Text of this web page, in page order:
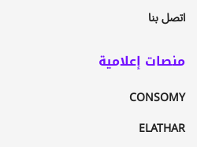
اتصل بنا
منصات إعلامية
CONSOMY
ELATHAR